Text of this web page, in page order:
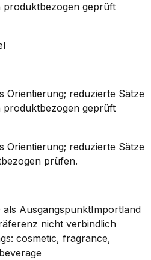
produktbezogen geprüft
Orientierung; reduzierte Sätze
produktbezogen geprüft
Orientierung; reduzierte Sätze
prüfen.
als AusgangspunktImportland
nicht verbindlich
cosmetic, fragrance,